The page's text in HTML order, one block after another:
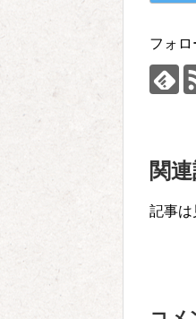
フォロ
関
記事は